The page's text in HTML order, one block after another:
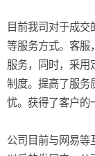
目前我司对于成
等服务方式。客服
服务，同时，采用
制度。提高了服务
忧。获得了客户的
公司目前与网易等